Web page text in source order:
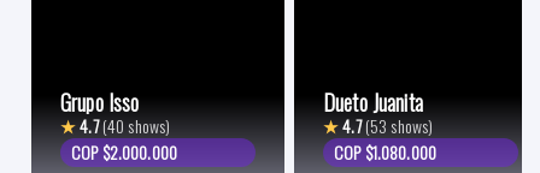
Grupo Isso
★4.7(40 shows)
COP $2.000.000
Dueto Juanita
★4.7(53 shows)
COP $1.080.000